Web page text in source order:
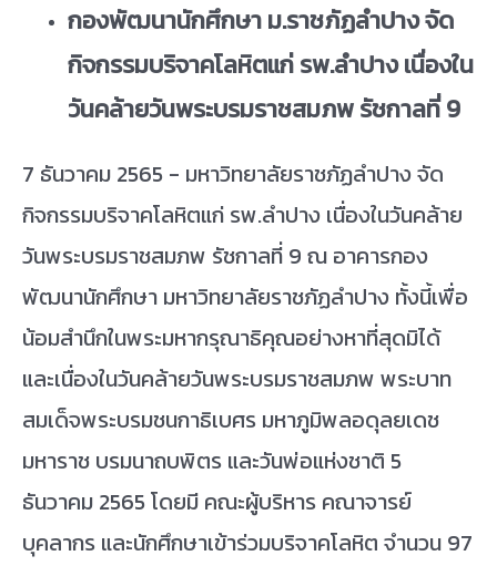
กองพัฒนานักศึกษา ม.ราชภัฏลำปาง จัด
กิจกรรมบริจาคโลหิตแก่ รพ.ลำปาง เนื่องใน
วันคล้ายวันพระบรมราชสมภพ รัชกาลที่9
7 ธันวาคม 2565 - มหาวิทยาลัยราชภัฏลำปาง จัด
กิจกรรมบริจาคโลหิตแก่ รพ.ลำปาง เนื่องในวันคล้าย
วันพระบรมราชสมภพ รัชกาลที่ 9 ณ อาคารกอง
พัฒนานักศึกษา มหาวิทยาลัยราชภัฏลำปาง ทั้งนี้เพื่อ
น้อมสำนึกในพระมหากรุณาธิคุณอย่างหาที่สุดมิได้
และเนื่องในวันคล้ายวันพระบรมราชสมภพ พระบาท
สมเด็จพระบรมชนกาธิเบศร มหาภูมิพลอดุลยเดช
มหาราช บรมนาถบพิตร และวันพ่อแห่งชาติ 5
ธันวาคม 2565 โดยมี คณะผู้บริหาร คณาจารย์
บุคลากร และนักศึกษาเข้าร่วมบริจาคโลหิต จำนวน 97